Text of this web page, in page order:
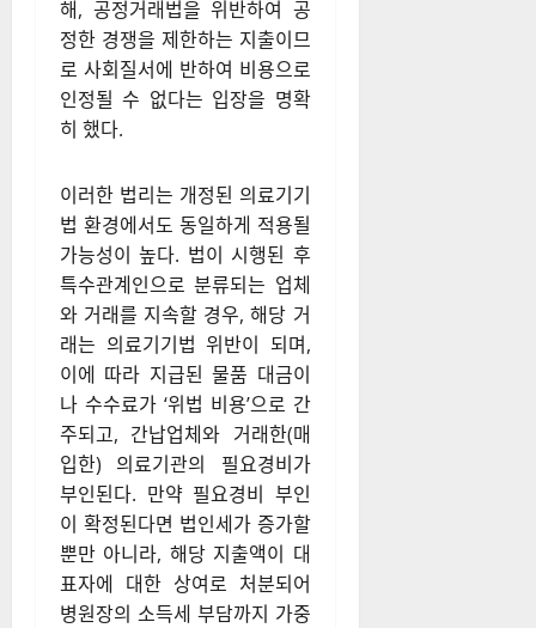
해, 공정거래법을 위반하여 공
정한 경쟁을 제한하는 지출이므
로 사회질서에 반하여 비용으로
인정될 수 없다는 입장을 명확
히 했다.
이러한 법리는 개정된 의료기기
법 환경에서도 동일하게 적용될
가능성이 높다. 법이 시행된 후
특수관계인으로 분류되는 업체
와 거래를 지속할 경우, 해당 거
래는 의료기기법 위반이 되며,
이에 따라 지급된 물품 대금이
나 수수료가 ‘위법 비용’으로 간
주되고, 간납업체와 거래한(매
입한) 의료기관의 필요경비가
부인된다. 만약 필요경비 부인
이 확정된다면 법인세가 증가할
뿐만 아니라, 해당 지출액이 대
표자에 대한 상여로 처분되어
병원장의 소득세 부담까지 가중